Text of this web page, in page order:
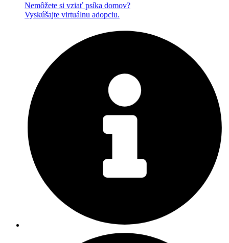
Nemôžete si vziať psíka domov?
Vyskúšajte virtuálnu adopciu.